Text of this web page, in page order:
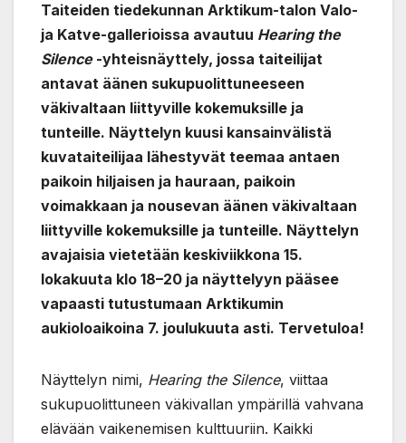
Taiteiden tiedekunnan Arktikum-talon Valo-
ja Katve-gallerioissa avautuu Hearing the
Silence-yhteisnäyttely, jossa taiteilijat
antavat äänen sukupuolittuneeseen
väkivaltaan liittyville kokemuksille ja
tunteille. Näyttelyn kuusi kansainvälistä
kuvataiteilijaa lähestyvät teemaa antaen
paikoin hiljaisen ja hauraan, paikoin
voimakkaan ja nousevan äänen väkivaltaan
liittyville kokemuksille ja tunteille. Näyttelyn
avajaisia vietetään keskiviikkona 15.
lokakuuta klo 18–20 ja näyttelyyn pääsee
vapaasti tutustumaan Arktikumin
aukioloaikoina 7. joulukuuta asti. Tervetuloa!
Näyttelyn nimi, Hearing the Silence, viittaa
sukupuolittuneen väkivallan ympärillä vahvana
elävään vaikenemisen kulttuuriin. Kaikki